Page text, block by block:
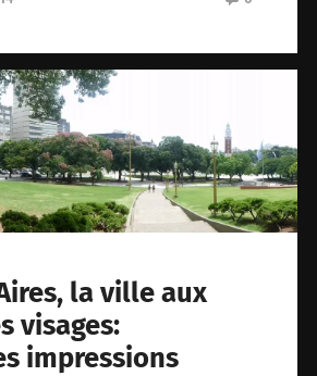
la ville aux
visages:
impressions